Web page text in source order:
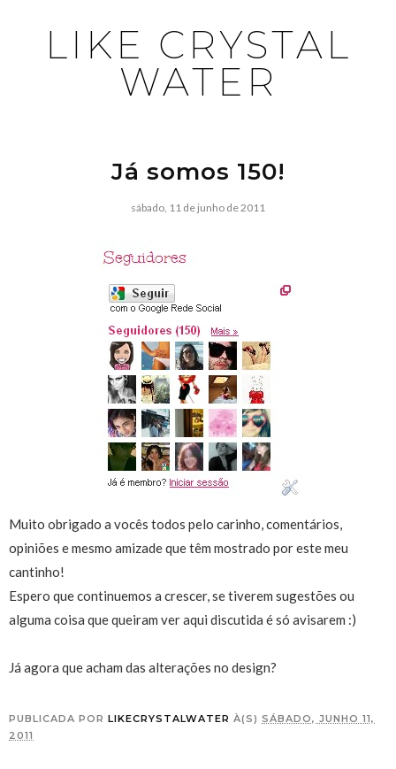
LIKE CRYSTAL
WATER
Já somos 150!
sábado, 11 de junho de 2011
Muito obrigado a vocês todos pelo carinho, comentários,
opiniões e mesmo amizade que têm mostrado por este meu
cantinho!
Espero que continuemos a crescer, se tiverem sugestões ou
alguma coisa que queiram ver aqui discutida é só avisarem :)
Já agora que acham das alterações no design?
PUBLICADA POR LIKECRYSTALWATER À(S) SÁBADO, JUNHO 11,
2011